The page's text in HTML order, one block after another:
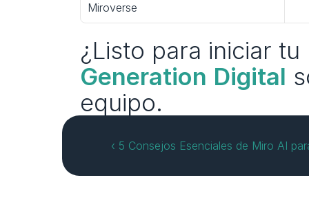
Miroverse
¿Listo para iniciar
Generation Digital
equipo.
‹ 5 Consejos Esenciales de Miro AI